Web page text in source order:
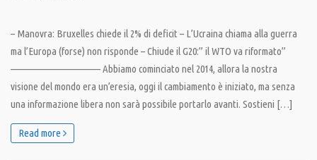
– Manovra: Bruxelles chiede il 2% di deficit – L’Ucraina chiama alla guerra
ma l’Europa (forse) non risponde – Chiude il G20:” il WTO va riformato”
———————————– Abbiamo cominciato nel 2014, allora la nostra
visione del mondo era un’eresia, oggi il cambiamento è iniziato, ma senza
una informazione libera non sarà possibile portarlo avanti. Sostieni […]
Read more